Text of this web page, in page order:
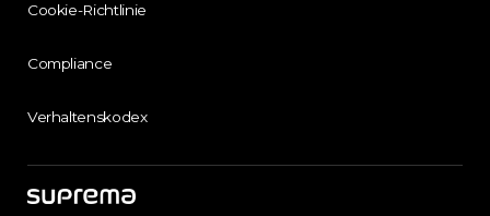
Cookie-Richtlinie
Compliance
Verhaltenskodex